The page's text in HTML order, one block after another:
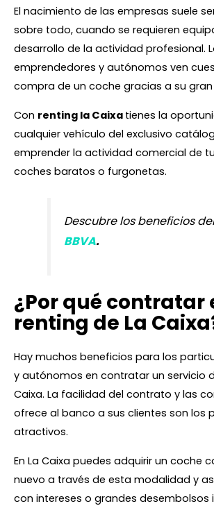
El nacimiento de las empresas suele
sobre todo, cuando se requieren
desarrollo de la actividad profesional.
emprendedores y autónomos ven
compra de un coche gracias a su gran
Con renting la Caixa tienes la
cualquier vehículo del exclusivo
emprender la actividad comercial de
coches baratos o furgonetas.
Descubre los beneficios
BBVA.
¿Por qué contratar
renting de La
Hay muchos beneficios para los
y autónomos en contratar un servicio
Caixa. La facilidad del contrato y las
ofrece al banco a sus clientes son los
atractivos.
En La Caixa puedes adquirir un coche
nuevo a través de esta modalidad y
con intereses o grandes desembolsos